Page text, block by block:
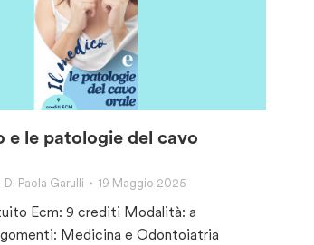
e le patologie del cavo
Di Paola Garulli 19 Maggio 2025
Ecm: 9 crediti Modalità: a
Medicina e Odontoiatria